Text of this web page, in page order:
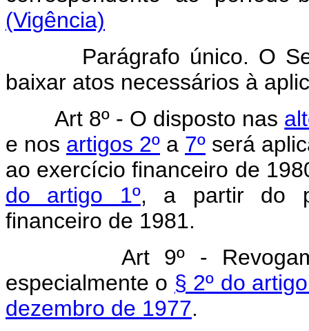
(Vigência)
Parágrafo único. O
baixar atos necessários à
Art 8º - O disposto nas
e nos artigos 2º a 7º será
ao exercício financeiro de
do artigo 1º, a partir do
financeiro de 1981.
Art 9º -
especialmente o § 2º do
dezembro de 1977.